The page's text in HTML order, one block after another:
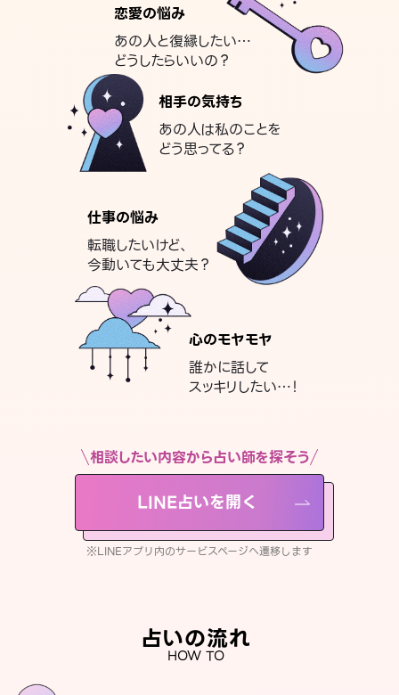
恋愛の悩み
あの人と復縁したい…
どうしたらいいの？
相手の気持ち
あの人は私のことを
どう思ってる？
仕事の悩み
転職したいけど、
今動いても大丈夫？
心のモヤモヤ
誰かに話して
スッキリしたい…！
相談したい内容から占い師を探そう
LINE占いを開く
※LINEアプリ内のサービスページへ遷移します
占いの流れ
HOW TO